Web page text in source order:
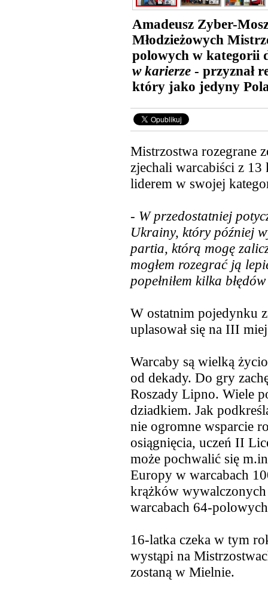
Amadeusz Zyber-
Młodzieżowych
polowych w kategorii
w karierze- przyznał
który jako jedyny
Mistrzostwa rozegrane
zjechali warcabiści z
liderem w swojej
- W przedostatniej
Ukrainy, który później
partia, którą mogę
mogłem rozegrać ją
popełniłem kilka błędów
W ostatnim pojedynku
uplasował się na III
Warcaby są wielką
od dekady. Do gry
Roszady Lipno. Wiele
dziadkiem. Jak
nie ogromne wsparcie
osiągnięcia, uczeń II
może pochwalić się
Europy w warcabach
krążków
warcabach 64-
16-latka czeka w tym
wystąpi na
zostaną w Mielnie.